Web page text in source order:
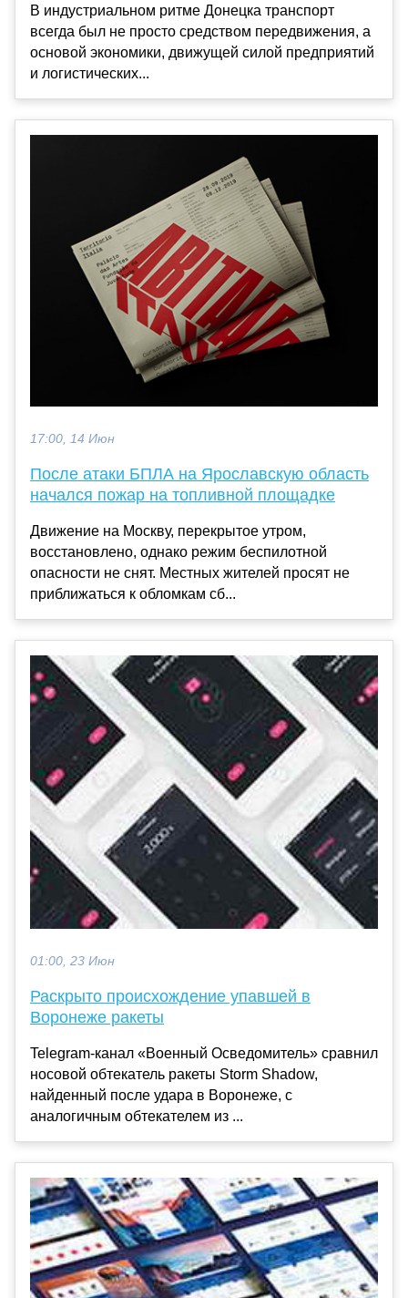
В индустриальном ритме Донецка транспорт
всегда был не просто средством передвижения, а
основой экономики, движущей силой предприятий
и логистических...
17:00, 14 Июн
После атаки БПЛА на Ярославскую область
начался пожар на топливной площадке
Движение на Москву, перекрытое утром,
восстановлено, однако режим беспилотной
опасности не снят. Местных жителей просят не
приближаться к обломкам сб...
01:00, 23 Июн
Раскрыто происхождение упавшей в
Воронеже ракеты
Telegram-канал «Военный Осведомитель» сравнил
носовой обтекатель ракеты Storm Shadow,
найденный после удара в Воронеже, с
аналогичным обтекателем из ...